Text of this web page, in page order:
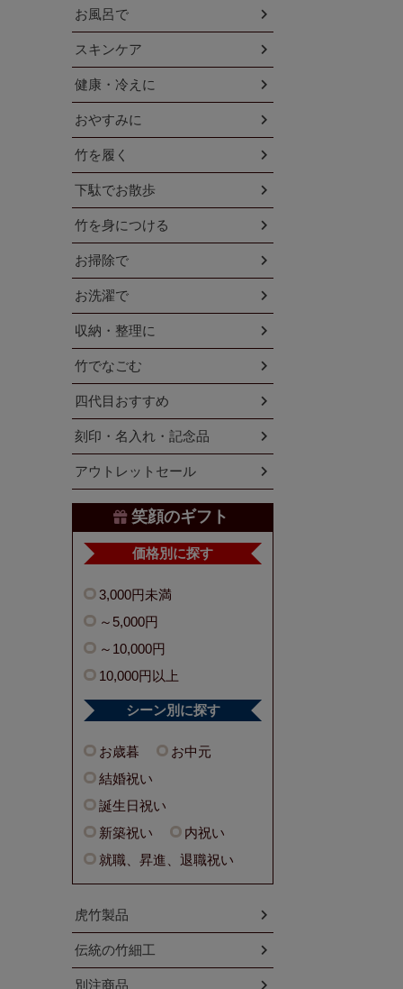
お風呂で
スキンケア
健康・冷えに
おやすみに
竹を履く
下駄でお散歩
竹を身につける
お掃除で
お洗濯で
収納・整理に
竹でなごむ
四代目おすすめ
刻印・名入れ・記念品
アウトレットセール
笑顔のギフト
価格別に探す
3,000円未満
～5,000円
～10,000円
10,000円以上
シーン別に探す
お歳暮
お中元
結婚祝い
誕生日祝い
新築祝い
内祝い
就職、昇進、退職祝い
虎竹製品
伝統の竹細工
別注商品